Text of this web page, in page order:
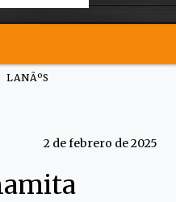
LANÃºS
2 de febrero de 2025